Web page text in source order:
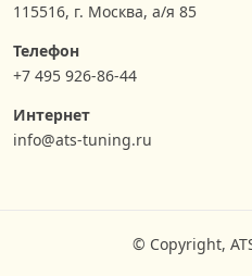
115516, г. Москва, а/я 85
Телефон
+7 495 926-86-44
Интернет
info@ats-tuning.ru
© Copyright,